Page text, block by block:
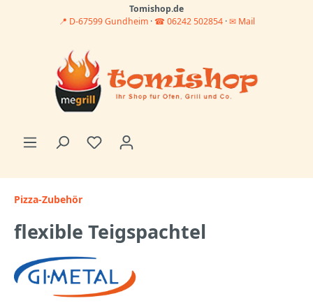
Tomishop.de
📍 D-67599 Gundheim · ☎ 06242 502854·✉ Mail
Pizza-Zubehör
flexible Teigspachtel